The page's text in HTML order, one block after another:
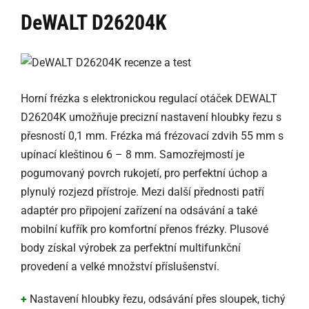
DeWALT D26204K
Horní frézka s elektronickou regulací otáček DEWALT
D26204K umožňuje precizní nastavení hloubky řezu s
přesností 0,1 mm. Frézka má frézovací zdvih 55 mm s
upínací kleštinou 6 – 8 mm. Samozřejmostí je
pogumovaný povrch rukojetí, pro perfektní úchop a
plynulý rozjezd přístroje. Mezi další přednosti patří
adaptér pro připojení zařízení na odsávání a také
mobilní kufřík pro komfortní přenos frézky. Plusové
body získal výrobek za perfektní multifunkční
provedení a velké množství příslušenství.
+ Nastavení hloubky řezu, odsávání přes sloupek, tichý